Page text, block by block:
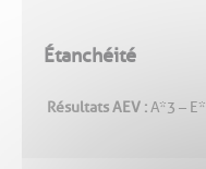
Étanchéité
Résultats AEV :A*3 –